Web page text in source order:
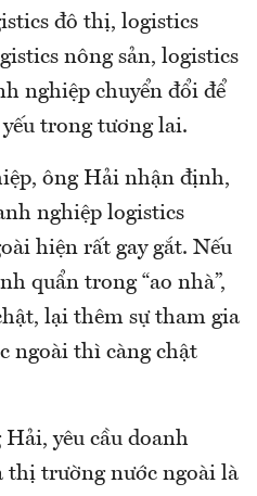
đô thị, logistics
nông sản, logistics
nghiệp chuyển đổi để
trong tương lai.
ông Hải nhận định,
nghiệp logistics
hiện rất gay gắt. Nếu
quẩn trong “ao nhà”,
lại thêm sự tham gia
ngoài thì càng chật
yêu cầu doanh
thị trường nước ngoài là